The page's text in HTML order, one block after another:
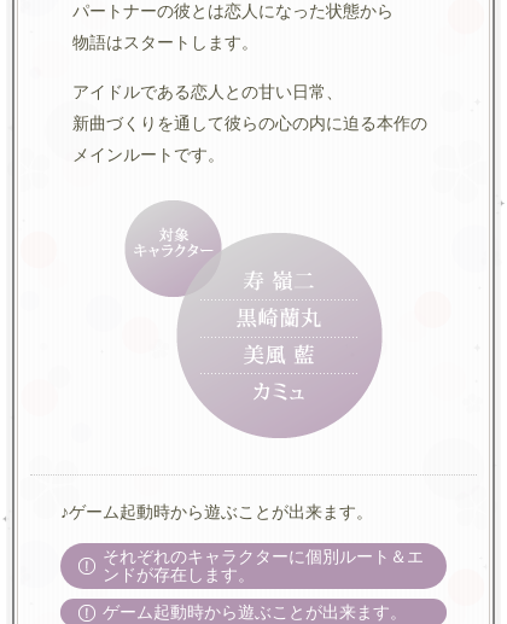
パートナーの彼とは恋人になった状態から
物語はスタートします。
アイドルである恋人との甘い日常、
新曲づくりを通して彼らの心の内に迫る本作の
メインルートです。
♪ゲーム起動時から遊ぶことが出来ます。
それぞれのキャラクターに個別ルート＆エ
ンドが存在します。
ゲーム起動時から遊ぶことが出来ます。